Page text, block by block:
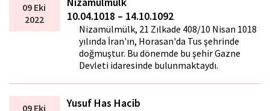
09 Eki
2022
10.04.1018 – 14.10.1092
Nizamülmülk, 21 Zılkade 408/10 Nisan 1018
yılında İran'ın, Horasan'da Tus şehrinde
doğmuştur. Bu dönemde bu şehir Gazne
Devleti idaresinde bulunmaktaydı.
09 Eki
Yusuf Has Hacib